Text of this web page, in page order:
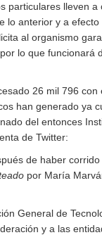
particulares lleven a
lo anterior y a efecto
al organismo
lo que funcionará
26 mil 796 con
han generado ya
del entonces
de Twitter:
de haber
por María
General de
y a las